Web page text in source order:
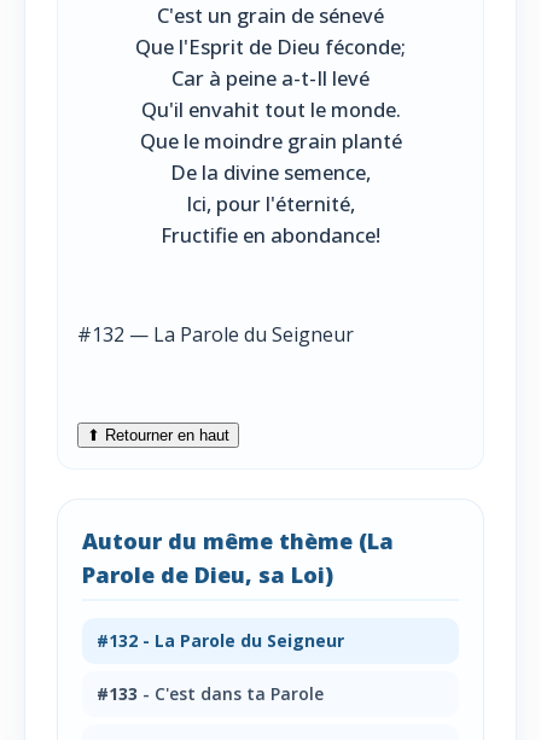
C'est un grain de sénevé
Que l'Esprit de Dieu féconde;
Car à peine a-t-Il levé
Qu'il envahit tout le monde.
Que le moindre grain planté
De la divine semence,
Ici, pour l'éternité,
Fructifie en abondance!
#132 — La Parole du Seigneur
⬆ Retourner en haut
Autour du même thème (La
Parole de Dieu, sa Loi)
#132 - La Parole du Seigneur
#133 - C'est dans ta Parole